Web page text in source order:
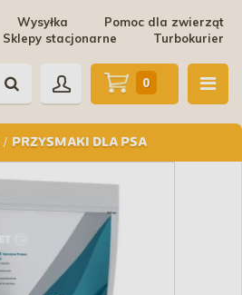
Pomoc dla zwierząt
Wysyłka
Turbokurier
Sklepy stacjonarne
/ PRZYSMAKI DLA PSA
0